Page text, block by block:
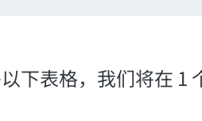
下表格，我们将在 1